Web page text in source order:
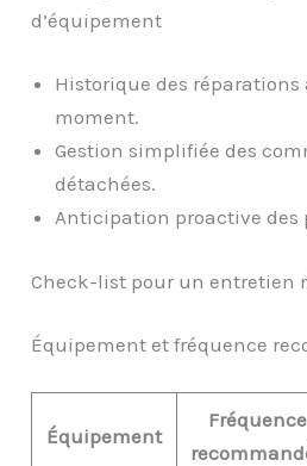
d’équipement
Historique des
moment.
Gestion simplifiée des
détachées.
Anticipation proactive des
Check-list pour un entretien
Équipement et fréquence
Équipement
Fréquence